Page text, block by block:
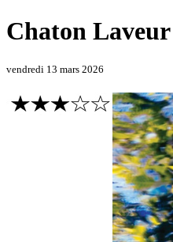
Chaton
vendredi 13 mars 2026